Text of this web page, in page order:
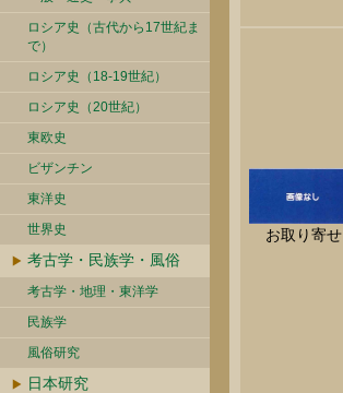
ロシア史（古代から17世紀ま
で）
ロシア史（18-19世紀）
ロシア史（20世紀）
東欧史
ビザンチン
東洋史
世界史
考古学・民族学・風俗
考古学・地理・東洋学
民族学
風俗研究
日本研究
お取り寄せ